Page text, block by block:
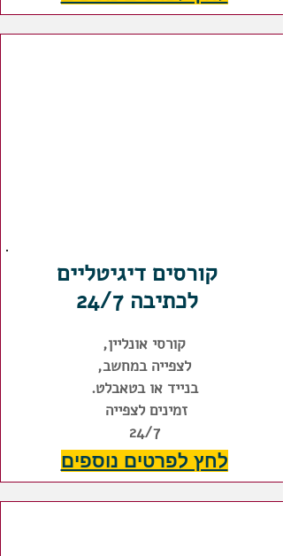
קורסים דיגיטליים
לכתיבה 24/7
קורסי אונליין,
לצפייה במחשב,
בנייד או בטאבלט.
זמינים לצפייה
24/7
לחץ לפרטים נוספים